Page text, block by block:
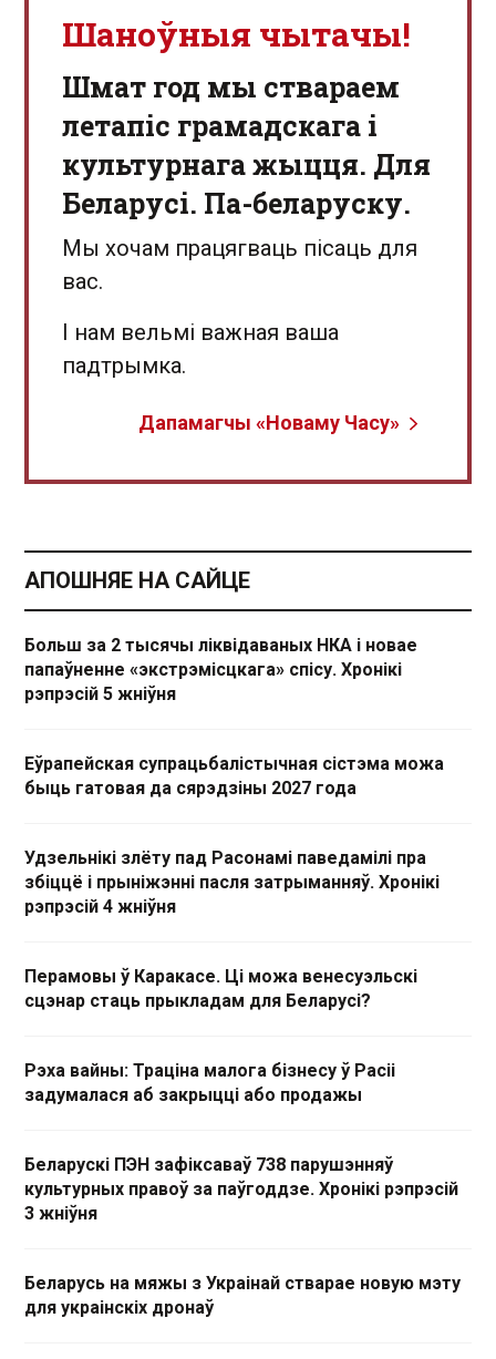
Шаноўныя чытачы!
Шмат год мы ствараем
летапіс грамадскага і
культурнага жыцця. Для
Беларусі. Па-беларуску.
Мы хочам працягваць пісаць для
вас.
І нам вельмі важная ваша
падтрымка.
Дапамагчы «Новаму Часу»
АПОШНЯЕ НА САЙЦЕ
Больш за 2 тысячы ліквідаваных НКА і новае
папаўненне «экстрэмісцкага» спісу. Хронікі
рэпрэсій 5 жніўня
Еўрапейская супрацьбалістычная сістэма можа
быць гатовая да сярэдзіны 2027 года
Удзельнікі злёту пад Расонамі паведамілі пра
збіццё і прыніжэнні пасля затрыманняў. Хронікі
рэпрэсій 4 жніўня
Перамовы ў Каракасе. Ці можа венесуэльскі
сцэнар стаць прыкладам для Беларусі?
Рэха вайны: Траціна малога бізнесу ў Расіі
задумалася аб закрыцці або продажы
Беларускі ПЭН зафіксаваў 738 парушэнняў
культурных правоў за паўгоддзе. Хронікі рэпрэсій
3 жніўня
Беларусь на мяжы з Украінай стварае новую мэту
для украінскіх дронаў